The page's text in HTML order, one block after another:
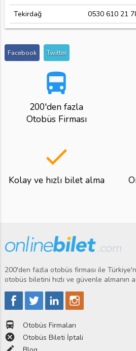
Tekirdağ
0530 610 21
Facebook Twitter
directions_bus
200'den fazla
Otobüs Firması
done
Kolay ve hızlı bilet alma
200'den fazla otobüs firması ile
otobüs biletini hızlı ve güvenle almanın
directions_bus Otobüs Firmaları
cancel Otobüs Bileti İptali